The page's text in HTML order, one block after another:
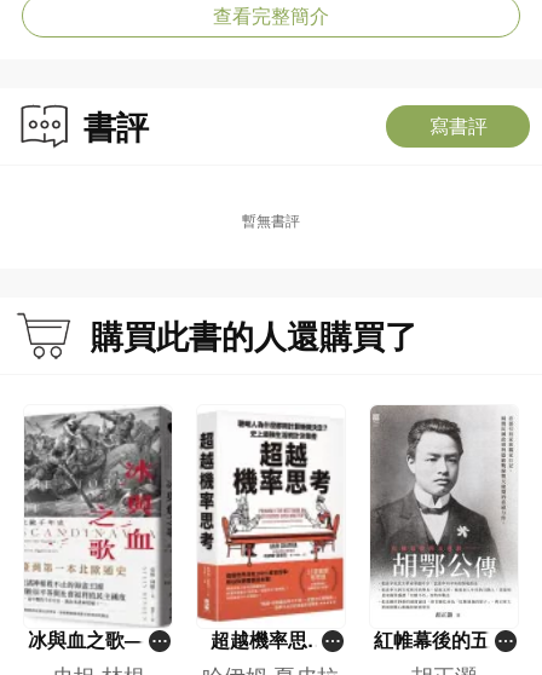
查看完整簡介
書評 寫書評
暫無書評
購買此書的人還購買了
冰與血之歌——
北歐千年史
超越機率思考
——聰明人為什
紅帷幕後的五重
影―胡鄂公傳